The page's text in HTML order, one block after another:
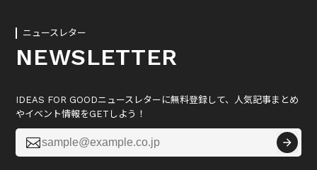
ニュースレター
NEWSLETTER
IDEAS FOR GOODニュースレターに無料登録して、人気記事まとめ
やイベント情報をGETしよう！
